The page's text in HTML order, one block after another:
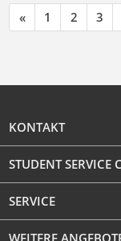
« 1 2 3
KONTAKT
STUDENT SERVICE
SERVICE